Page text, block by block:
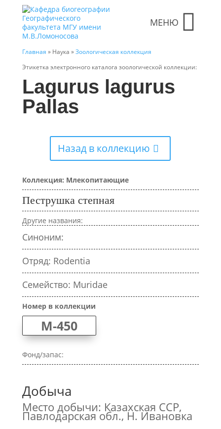
МЕНЮ
Главная » Наука »Зоологическая коллекция
Этикетка электронного каталога зоологической коллекции:
Lagurus lagurus
Pallas
Назад в коллекцию
Коллекция: Млекопитающие
Пеструшка степная
Другие названия:
Синоним:
Отряд: Rodentia
Семейство: Muridae
Номер в коллекции
M-450
Фонд/запас:
Добыча
Место добычи: Казахская ССР,
Павлодарская обл., Н. Ивановка